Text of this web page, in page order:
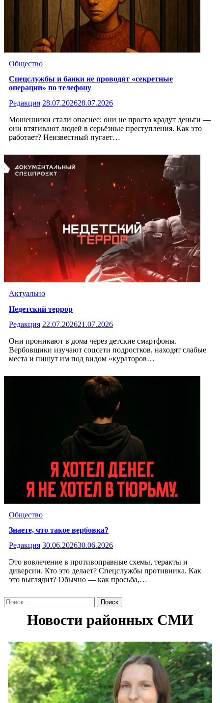
Общество
Спецслужбы и банки не проводят «секретные
операции» по телефону
Редакция 28.07.202628.07.2026
Мошенники стали опаснее: они не просто крадут деньги —
они втягивают людей в серьёзные преступления. Как это
работает? Неизвестный пугает…
Актуально
Недетский террор
Редакция 22.07.202621.07.2026
Они проникают в дома через детские смартфоны.
Вербовщики изучают соцсети подростков, находят слабые
места и пишут им под видом «кураторов…
Общество
Знаете, что такое вербовка?
Редакция 30.06.202630.06.2026
Это вовлечение в противоправные схемы, теракты и
диверсии. Кто это делает? Спецслужбы противника. Как
это выглядит? Обычно — как просьба,…
Найти: